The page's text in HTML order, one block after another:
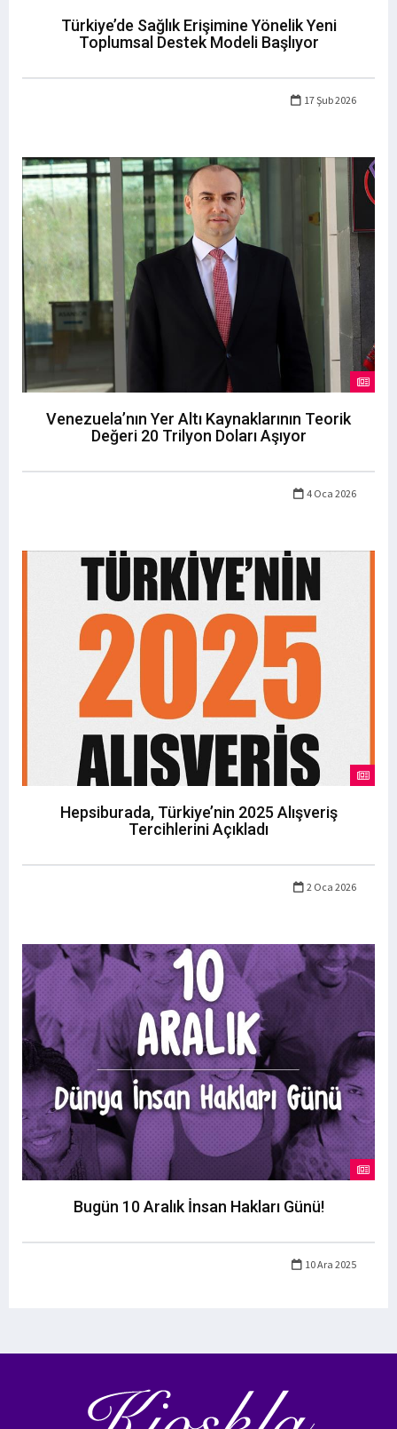
Türkiye’de Sağlık Erişimine Yönelik Yeni
Toplumsal Destek Modeli Başlıyor
17 Şub 2026
Venezuela’nın Yer Altı Kaynaklarının Teorik
Değeri 20 Trilyon Doları Aşıyor
4 Oca 2026
Hepsiburada, Türkiye’nin 2025 Alışveriş
Tercihlerini Açıkladı
2 Oca 2026
Bugün 10 Aralık İnsan Hakları Günü!
10 Ara 2025